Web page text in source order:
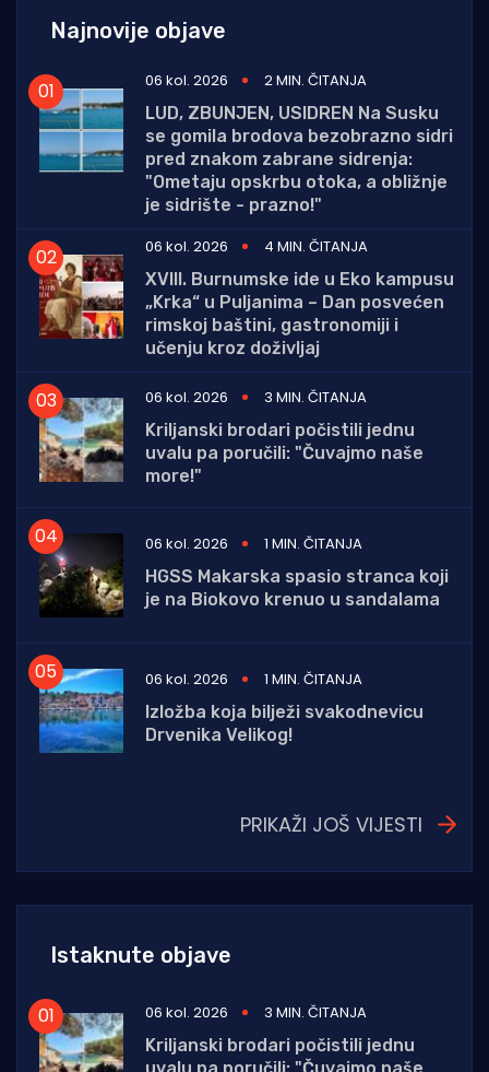
Najnovije objave
06 kol. 2026
2 MIN. ČITANJA
LUD, ZBUNJEN, USIDREN Na Susku
se gomila brodova bezobrazno sidri
pred znakom zabrane sidrenja:
"Ometaju opskrbu otoka, a obližnje
je sidrište - prazno!"
06 kol. 2026
4 MIN. ČITANJA
XVIII. Burnumske ide u Eko kampusu
„Krka“ u Puljanima – Dan posvećen
rimskoj baštini, gastronomiji i
učenju kroz doživljaj
06 kol. 2026
3 MIN. ČITANJA
Kriljanski brodari počistili jednu
uvalu pa poručili: "Čuvajmo naše
more!"
06 kol. 2026
1 MIN. ČITANJA
HGSS Makarska spasio stranca koji
je na Biokovo krenuo u sandalama
06 kol. 2026
1 MIN. ČITANJA
Izložba koja bilježi svakodnevicu
Drvenika Velikog!
PRIKAŽI JOŠ VIJESTI
Istaknute objave
06 kol. 2026
3 MIN. ČITANJA
Kriljanski brodari počistili jednu